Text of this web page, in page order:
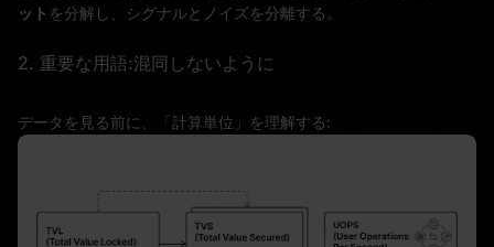
ット を分解し、シグナルとノイズを分離する。
2. 重要な用語:混同しないように
データを見る前に、「計算単位」を理解する: